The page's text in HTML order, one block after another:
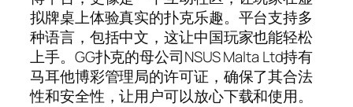
拟牌桌上体验真实的扑克乐趣。平台支持多
种语言，包括中文，这让中国玩家也能轻松
上手。GG扑克的母公司NSUS Malta Ltd持有
马耳他博彩管理局的许可证，确保了其合法
性和安全性，让用户可以放心下载和使用。